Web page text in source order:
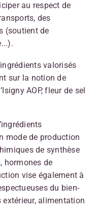
au respect de
des
(soutient de
valorisés
sur la notion de
AOP, fleur de sel
mode de production
de synthèse
hormones de
vise également à
du bien-
alimentation